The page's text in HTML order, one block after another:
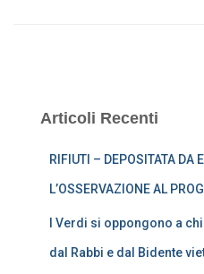
Articoli Recenti
RIFIUTI – DEPOSITATA DA
L’OSSERVAZIONE AL
I Verdi si oppongono a
dal Rabbi e dal Bidente